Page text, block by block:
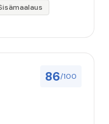
86/100